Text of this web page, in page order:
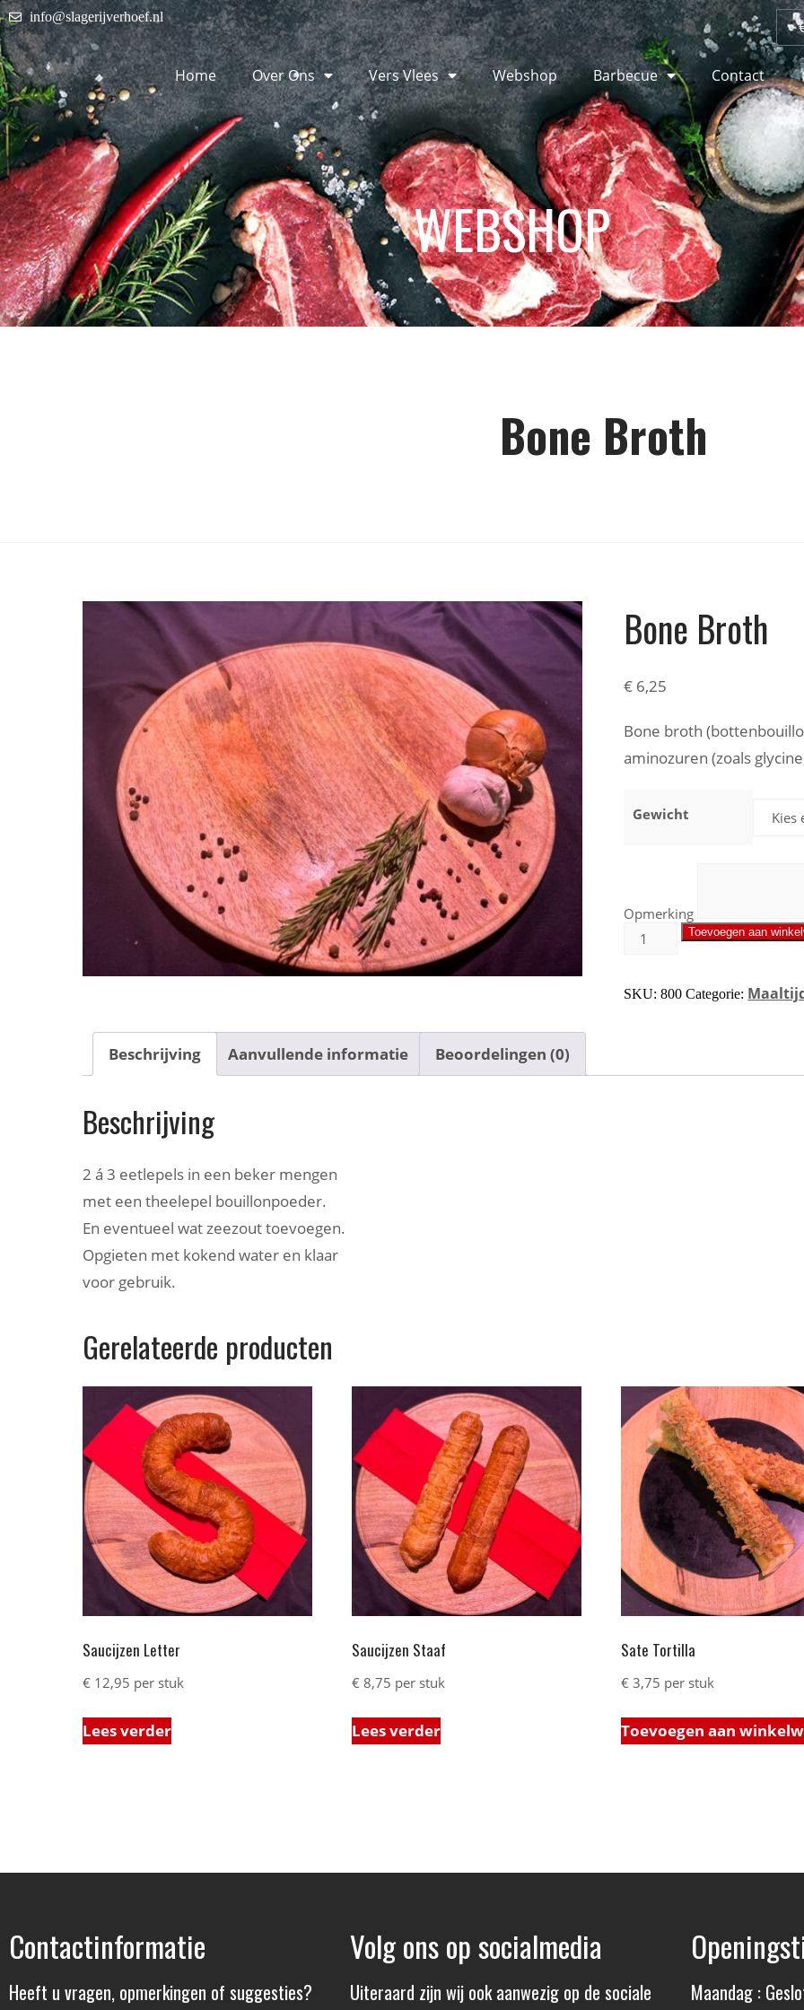
info@slagerijverhoef.nl
Home Over Ons Vers Vlees Webshop Barbecue Contact
WEBSHOP
Bone Broth
Bone Broth
€ 6,25
Bone broth
aminozuren (zoals
Gewicht
Opmerking
Toevoegen aan
SKU:800 Categorie:
Beschrijving Aanvullende informatie Beoordelingen (0)
Beschrijving
2 á 3 eetlepels in een beker mengen
met een theelepel bouillonpoeder.
En eventueel wat zeezout toevoegen.
Opgieten met kokend water en klaar
voor gebruik.
Gerelateerde producten
Saucijzen Letter
€ 12,95 per stuk
Lees verder
Saucijzen Staaf
€8,75 per stuk
Lees verder
Sate Tortilla
€3,75 per stuk
Toevoegen aan
Contactinformatie
Heeft u vragen, opmerkingen of suggesties?
Volg ons op socialmedia
Uiteraard zijn wij ook aanwezig op de sociale
Maandag :